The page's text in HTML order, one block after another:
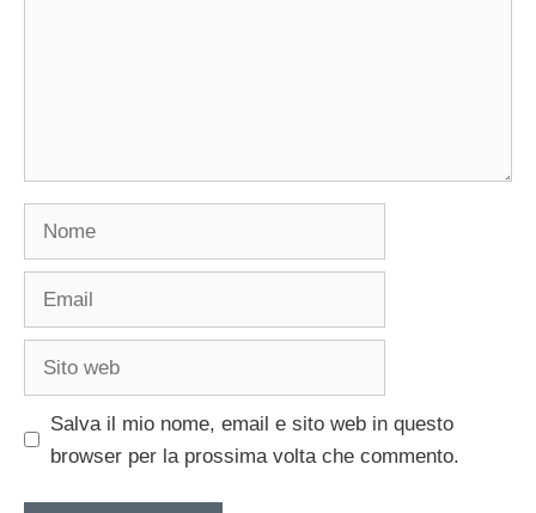
Salva il mio nome, email e sito web in questo
browser per la prossima volta che commento.